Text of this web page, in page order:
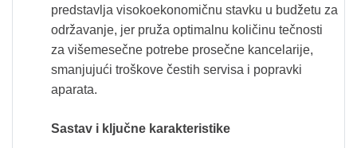
predstavlja visokoekonomičnu stavku u budžetu za
održavanje, jer pruža optimalnu količinu tečnosti
za višemesečne potrebe prosečne kancelarije,
smanjujući troškove čestih servisa i popravki
aparata.
Sastav i ključne karakteristike